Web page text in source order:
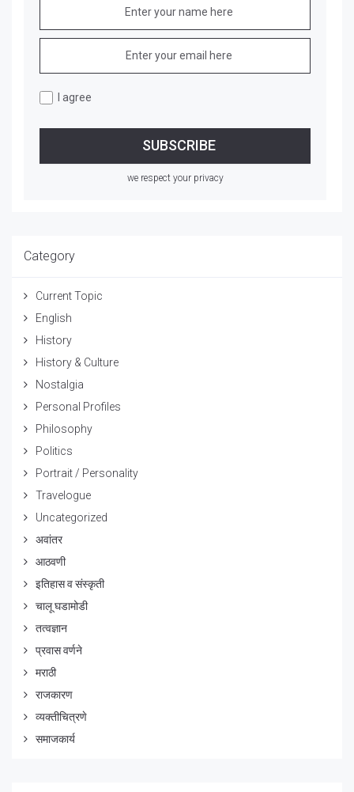
I agree
we respect your privacy
Category
Current Topic
English
History
History & Culture
Nostalgia
Personal Profiles
Philosophy
Politics
Portrait / Personality
Travelogue
Uncategorized
अवांतर
आठवणी
इतिहास व संस्कृती
चालू घडामोडी
तत्वज्ञान
प्रवास वर्णने
मराठी
राजकारण
व्यक्तीचित्रणे
समाजकार्य